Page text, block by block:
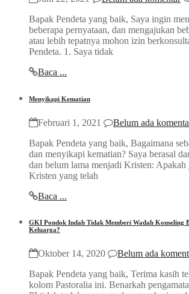
Bapak Pendeta yang baik, Saya ingin
beberapa pernyataan, dan mengajukan
atau lebih tepatnya mohon izin
Pendeta. 1. Saya tidak
Baca ...
Menyikapi Kematian
Februari 1, 2021 Belum ada
Bapak Pendeta yang baik, Bagaimana
dan menyikapi kematian? Saya berasal
dan belum lama menjadi Kristen: Apakah
Kristen yang telah
Baca ...
GKI Pondok Indah Tidak Memberi Wadah Konseling
Keluarga?
Oktober 14, 2020 Belum ada
Bapak Pendeta yang baik, Terima kasih
kolom Pastoralia ini. Benarkah